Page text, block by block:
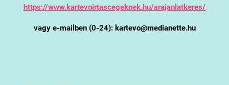
https://www.kartevoirtascegeknek.hu/arajanlatkeres/
vagy e-mailben (0-24): kartevo@medianette.hu